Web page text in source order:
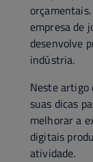
empresa de
desenvolve
indústria.
Neste artigo
suas dicas
melhorar a
digitais
atividade.